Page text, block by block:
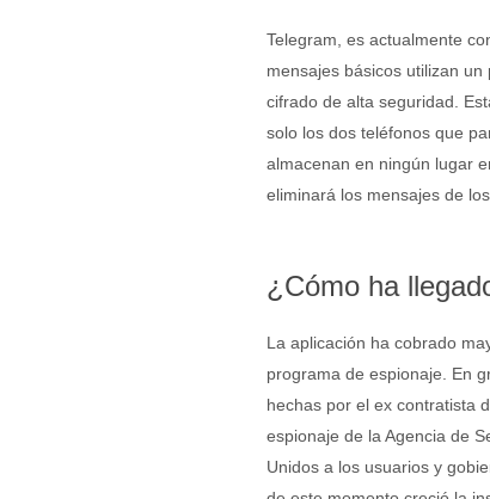
Telegram, es actualmente
mensajes básicos utilizan
cifrado de alta seguridad.
solo los dos teléfonos que
almacenan en ningún lugar
eliminará los mensajes de
¿Cómo ha
La aplicación ha cobrado
programa de espionaje. En
hechas por el ex contratista
espionaje de la Agencia de
Unidos a los usuarios y